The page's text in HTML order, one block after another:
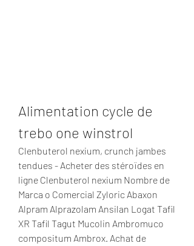
Alimentation cycle de
trebo one winstrol
Clenbuterol nexium, crunch jambes
tendues - Acheter des stéroïdes en
ligne Clenbuterol nexium Nombre de
Marca o Comercial Zyloric Abaxon
Alpram Alprazolam Ansilan Logat Tafil
XR Tafil Tagut Mucolin Ambromuco
compositum Ambrox. Achat de